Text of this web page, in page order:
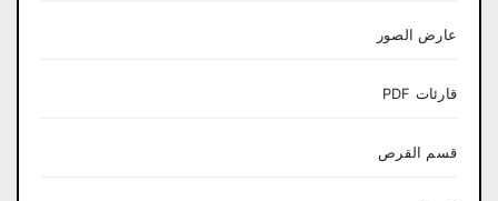
عارض الصور
قارئات PDF
قسم القرص